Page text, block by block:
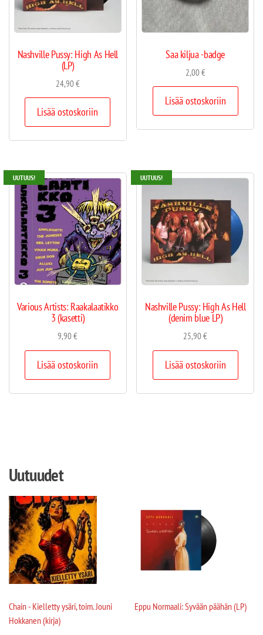
Nashville Pussy: High As Hell
(LP)
24,90€
Lisää ostoskoriin
Saa kiljua -badge
2,00€
Lisää ostoskoriin
UUTUUS!
Various Artists: Raakalaatikko
3 (kasetti)
9,90€
Lisää ostoskoriin
UUTUUS!
Nashville Pussy: High As Hell
(denim blue LP)
25,90€
Lisää ostoskoriin
Uutuudet
Chain - Kielletty ysäri, toim. Jouni
Hokkanen (kirja)
Eppu Normaali: Syvään päähän (LP)